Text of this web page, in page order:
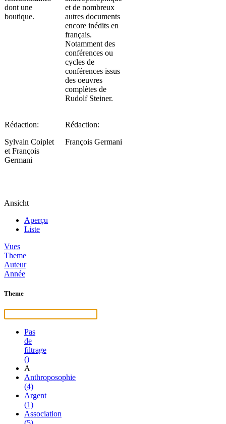
dont une
boutique.
et de nombreux
autres documents
encore inédits en
français.
Notamment des
conférences ou
cycles de
conférences issus
des oeuvres
complètes de
Rudolf Steiner.
Rédaction:
Sylvain Coiplet
et François
Germani
Rédaction:
François Germani
Ansicht
Aperçu
Liste
Vues
Theme
Auteur
Année
Theme
Pas
de
filtrage
()
A
Anthroposophie
(4)
Argent
(1)
Association